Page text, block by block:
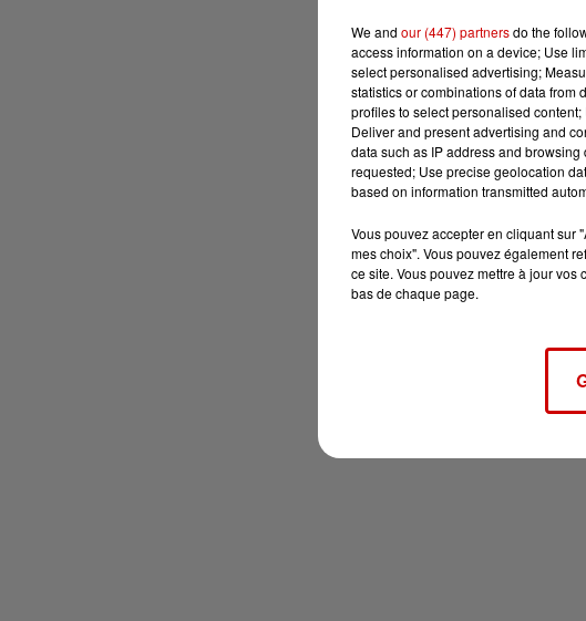
We and our (447) partnersdo the
access information on a device; Use
select personalised advertising;
statistics or combinations of data from
profiles to select personalised
Deliver and present advertising and
data such as IP address and
requested; Use precise geolocation
based on information transmitted
Vous pouvez accepter en cliquant sur
mes choix". Vous pouvez également
ce site. Vous pouvez mettre à jour
bas de chaque page.